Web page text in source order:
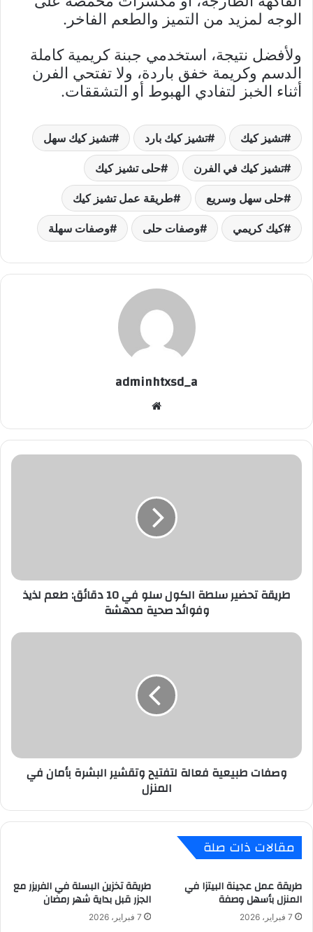
الوجه لمزيد من التميز والطعم الفاخر.
ولأفضل نتيجة، استخدمي جبنة كريمية كاملة
الدسم وكريمة خفق باردة، ولا تفتحي الفرن
أثناء الخبز لتفادي الهبوط أو التشققات.
تشيز كيك تشيز كيك بارد تشيز كيك سهل
تشيز كيك في الفرن حلى تشيز كيك
حلى سهل وسريع طريقة عمل تشيز كيك
كيك كريمي وصفات حلى وصفات سهلة
adminhtxsd_a
طريقة
طعم
لذيذ
مدهشة
طريقة تحضير سلطة الكول سلو في 10 دقائق: طعم لذيذ
وفوائد صحية مدهشة
وصفات
المنزل
وصفات طبيعية فعالة لتفتيح وتقشير البشرة بأمان في
المنزل
مقالات ذات صلة
طريقة عمل عجينة البيتزا في
المنزل بأسهل وصفة
7 فبراير، 2026
طريقة تخزين البسلة في الفريزر مع
الجزر قبل بداية شهر رمضان
7 فبراير، 2026